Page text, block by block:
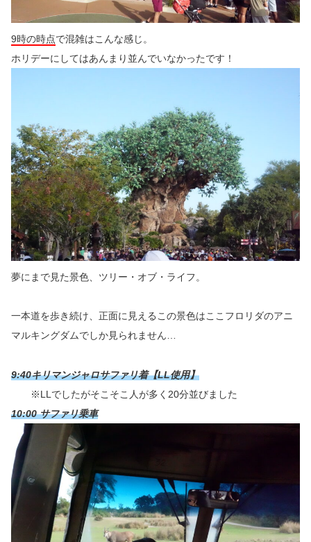
9時の時点で混雑はこんな感じ。
ホリデーにしてはあんまり並んでいなかったです！
夢にまで見た景色、ツリー・オブ・ライフ。
一本道を歩き続け、正面に見えるこの景色はここフロリダのアニ
マルキングダムでしか見られません…
9:40キリマンジャロサファリ着【LL使用】
※LLでしたがそこそこ人が多く20分並びました
10:00 サファリ乗車